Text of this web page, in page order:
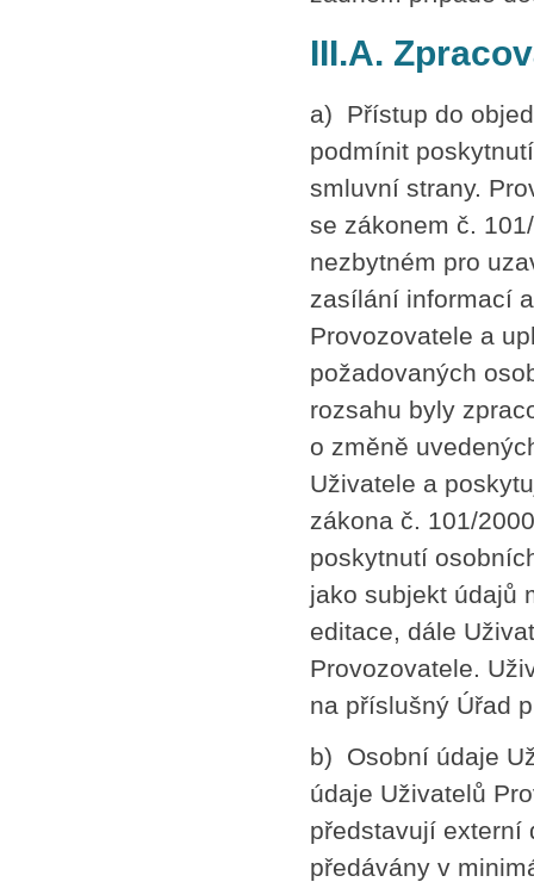
III.A.
a) Přístup do
podmínit
smluvní strany.
se zákonem č.
nezbytném pro
zasílání informací
Provozovatele a
požadovaných
rozsahu byly
o změně
Uživatele a
zákona č. 101/
poskytnutí
jako subjekt údajů
editace, dále
Provozovatele.
na příslušný Úřad
b) Osobní údaje
údaje Uživatelů
představují externí
předávány v